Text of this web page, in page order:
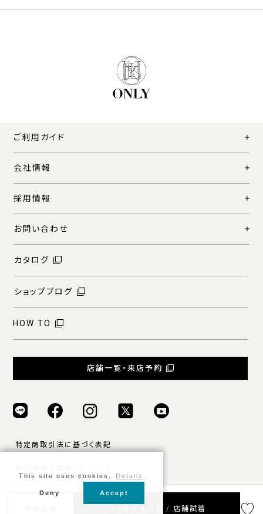
カートに入れる / 店舗試着
ご利用ガイド
会社情報
採用情報
お問い合わせ
カタログ
ショップブログ
HOW TO
店舗一覧・来店予約
特定商取引法に基づく表記
ご利用規約
This site uses cookies. Details
Deny Accept